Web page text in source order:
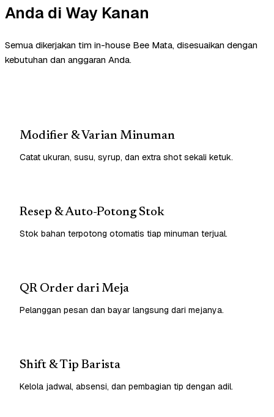
Anda di Way Kanan
Semua dikerjakan tim in-house Bee Mata, disesuaikan dengan
kebutuhan dan anggaran Anda.
Modifier & Varian Minuman
Catat ukuran, susu, syrup, dan extra shot sekali ketuk.
Resep & Auto-Potong Stok
Stok bahan terpotong otomatis tiap minuman terjual.
QR Order dari Meja
Pelanggan pesan dan bayar langsung dari mejanya.
Shift & Tip Barista
Kelola jadwal, absensi, dan pembagian tip dengan adil.